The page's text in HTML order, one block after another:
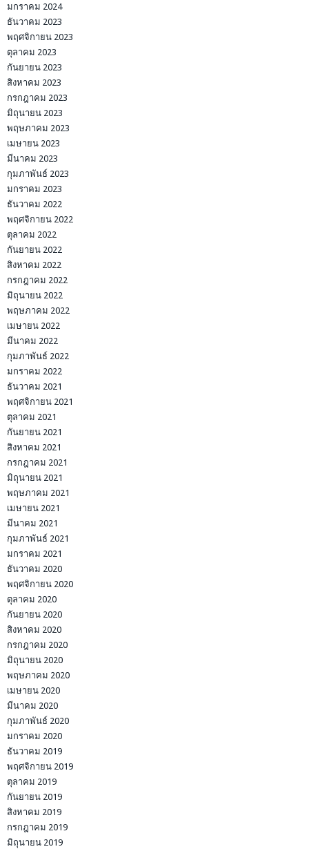
มกราคม 2024
ธันวาคม 2023
พฤศจิกายน 2023
ตุลาคม 2023
กันยายน 2023
สิงหาคม 2023
กรกฎาคม 2023
มิถุนายน 2023
พฤษภาคม 2023
เมษายน 2023
มีนาคม 2023
กุมภาพันธ์ 2023
มกราคม 2023
ธันวาคม 2022
พฤศจิกายน 2022
ตุลาคม 2022
กันยายน 2022
สิงหาคม 2022
กรกฎาคม 2022
มิถุนายน 2022
พฤษภาคม 2022
เมษายน 2022
มีนาคม 2022
กุมภาพันธ์ 2022
มกราคม 2022
ธันวาคม 2021
พฤศจิกายน 2021
ตุลาคม 2021
กันยายน 2021
สิงหาคม 2021
กรกฎาคม 2021
มิถุนายน 2021
พฤษภาคม 2021
เมษายน 2021
มีนาคม 2021
กุมภาพันธ์ 2021
มกราคม 2021
ธันวาคม 2020
พฤศจิกายน 2020
ตุลาคม 2020
กันยายน 2020
สิงหาคม 2020
กรกฎาคม 2020
มิถุนายน 2020
พฤษภาคม 2020
เมษายน 2020
มีนาคม 2020
กุมภาพันธ์ 2020
มกราคม 2020
ธันวาคม 2019
พฤศจิกายน 2019
ตุลาคม 2019
กันยายน 2019
สิงหาคม 2019
กรกฎาคม 2019
มิถุนายน 2019